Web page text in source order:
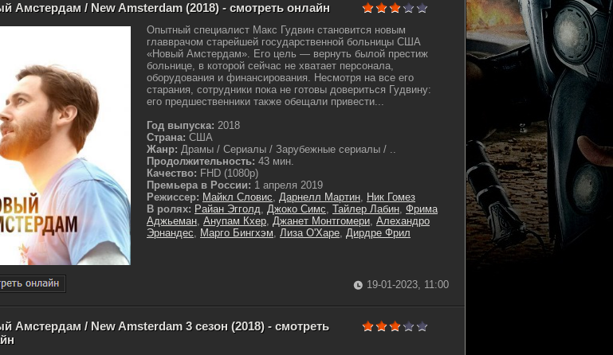
Амстердам / New Amsterdam (2018) - смотреть онлайн
Опытный специалист Макс Гудвин становится новым
главврачом старейшей государственной больницы США
«Новый Амстердам». Его цель — вернуть былой престиж
больнице, в которой сейчас не хватает персонала,
оборудования и финансирования. Несмотря на все его
старания, сотрудники пока не готовы довериться Гудвину:
его предшественники также обещали привести...
Год выпуска: 2018
Страна: США
Жанр: Драмы / Сериалы / Зарубежные сериалы / ..
Продолжительность: 43 мин.
Качество: FHD (1080p)
Премьера в России: 1 апреля 2019
Режиссер: Майкл Словис, Дарнелл Мартин, Ник Гомез
В ролях: Райан Эгголд, Джоко Симс, Тайлер Лабин, Фрима
Аджьеман, Анупам Кхер, Джанет Монтгомери, Алехандро
Эрнандес, Марго Бингхэм, Лиза О'Харе, Дирдре Фрил
19-01-2023, 11:00
Амстердам / New Amsterdam 3 сезон (2018) - смотреть